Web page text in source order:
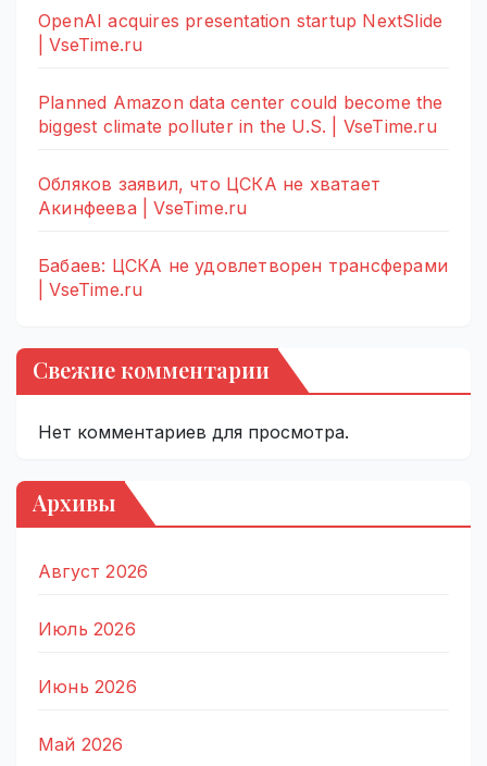
OpenAI acquires presentation startup NextSlide
| VseTime.ru
Planned Amazon data center could become the
biggest climate polluter in the U.S. | VseTime.ru
Обляков заявил, что ЦСКА не хватает
Акинфеева | VseTime.ru
Бабаев: ЦСКА не удовлетворен трансферами
| VseTime.ru
Свежие комментарии
Нет комментариев для просмотра.
Архивы
Август 2026
Июль 2026
Июнь 2026
Май 2026